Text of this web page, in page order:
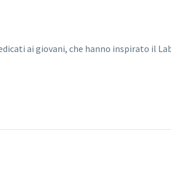
ai giovani, che hanno inspirato il